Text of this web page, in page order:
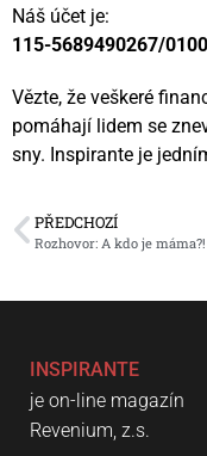
Náš účet je:
115-5689490267/0100
Vězte, že veškeré
pomáhají lidem se
sny. Inspirante je
PŘEDCHOZÍ
Rozhovor: A kdo je máma?!
INSPIRANTE
je on-line magazín
Revenium, z.s.